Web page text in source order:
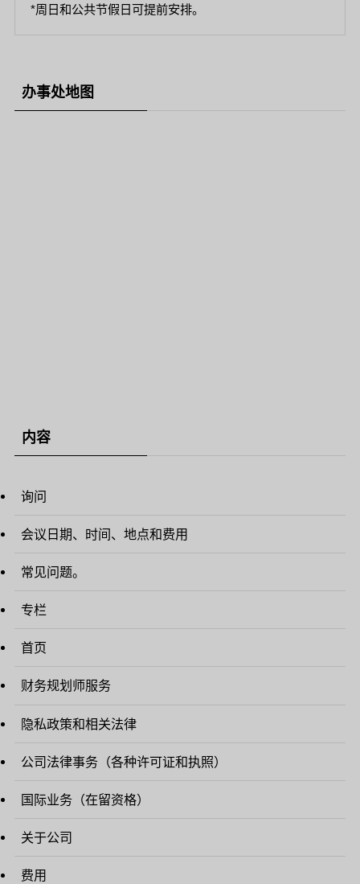
*周日和公共节假日可提前安排。
办事处地图
内容
询问
会议日期、时间、地点和费用
常见问题。
专栏
首页
财务规划师服务
隐私政策和相关法律
公司法律事务（各种许可证和执照）
国际业务（在留资格）
关于公司
费用